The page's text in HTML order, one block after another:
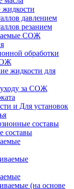
давлением
резанием
СОЖ
обработки
жидкости для
за СОЖ
и Для установок
составы
составы
(на основе